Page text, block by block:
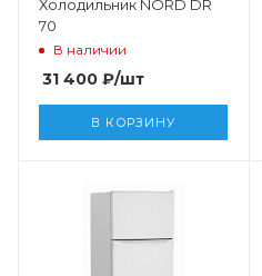
Холодильник NORD DR
70
В наличии
31 400 ₽/шт
В КОРЗИНУ